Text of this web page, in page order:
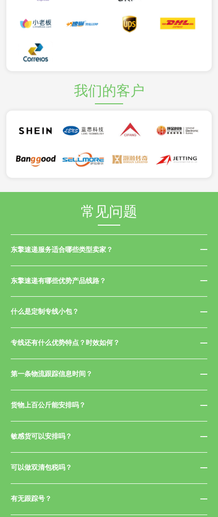
我们的客户
常见问题
东擎速递服务适合哪些类型卖家？
东擎速递有哪些优势产品线路？
什么是定制专线小包？
专线还有什么优势特点？时效如何？
第一条物流跟踪信息时间？
货物上百公斤能安排吗？
敏感货可以安排吗？
可以做双清包税吗？
有无跟踪号？